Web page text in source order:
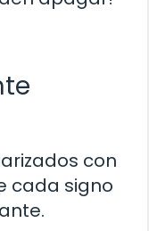
con
cada signo